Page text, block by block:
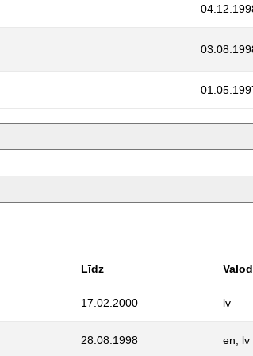
Līdz
17.02.2000 lv
28.08.1998 en, lv